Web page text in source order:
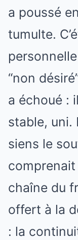
a poussé
tumulte.
“non
a échoué :
stable, uni.
siens le
comprenait
chaîne du
offert à la
: la